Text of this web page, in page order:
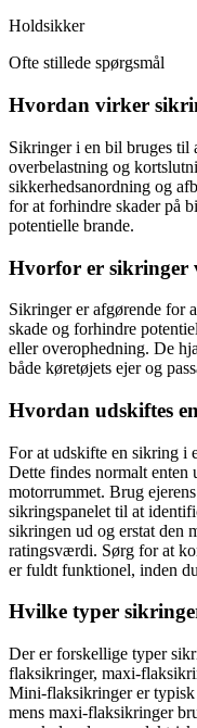
Holdsikker
Ofte stillede spørgsmål
Hvordan virker
Sikringer i en bil bruges til
overbelastning og
sikkerhedsanordning og
for at forhindre skader på
potentielle brande.
Hvorfor er sikringer
Sikringer er afgørende for
skade og forhindre
eller overophedning. De
både køretøjets ejer og
Hvordan udskiftes
For at udskifte en sikring i
Dette findes normalt enten
motorrummet. Brug
sikringspanelet til at
sikringen ud og erstat den
ratingsværdi. Sørg for at
er fuldt funktionel, inden
Hvilke typer
Der er forskellige typer
flaksikringer, maxi-
Mini-flaksikringer er typisk
mens maxi-flaksikringer